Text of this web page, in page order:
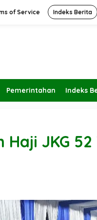
of Service Indeks Berita
Pemerintahan Indeks
Haji JKG